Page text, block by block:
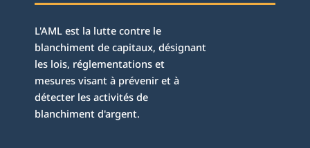
L'AML est la lutte contre le
blanchiment de capitaux, désignant
les lois, réglementations et
mesures visant à prévenir et à
détecter les activités de
blanchiment d'argent.